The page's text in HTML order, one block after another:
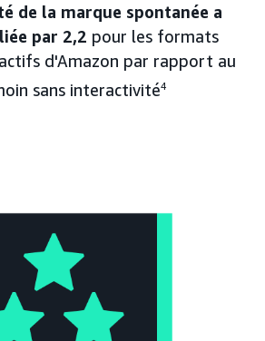
de la marque spontanée a
par 2,2 pour les formats
d'Amazon par rapport au
sans interactivité4